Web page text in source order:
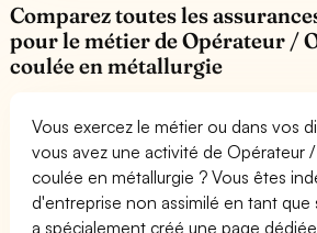
Comparez toutes les
pour le métier de Opérateur /
coulée en métallurgie
Vous exercez le métier ou dans vos
vous avez une activité de Opérateur
coulée en métallurgie ? Vous êtes
d'entreprise non assimilé en tant que
a spécialement créé une page